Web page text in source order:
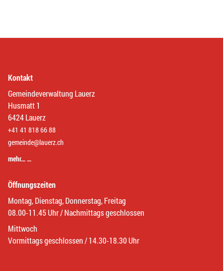
Kontakt
Gemeindeverwaltung Lauerz
Husmatt 1
6424 Lauerz
+41 41 818 66 88
gemeinde@lauerz.ch
mehr… …
Öffnungszeiten
Montag, Dienstag, Donnerstag, Freitag
08.00-11.45 Uhr / Nachmittags geschlossen
Mittwoch
Vormittags geschlossen / 14.30-18.30 Uhr